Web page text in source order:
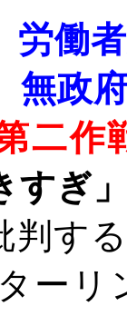
労働
無政
第二作
すぎ
判する
ーリ